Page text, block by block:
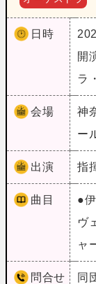
日時
開
ラ
会場 神
ー
出演 指
曲目
●
ヴ
ャ
問合せ
同